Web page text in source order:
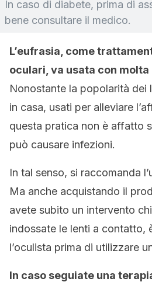
In caso di diabete, prima di
bene consultare il medico.
L’eufrasia, come
oculari, va usata con molta
Nonostante la popolarità dei
in casa, usati per alleviare
questa pratica non è affatto
può causare infezioni.
In tal senso, si raccomanda
Ma anche acquistando il
avete subito un intervento
indossate le lenti a contatto,
l’oculista prima di utilizzare
In caso seguiate una